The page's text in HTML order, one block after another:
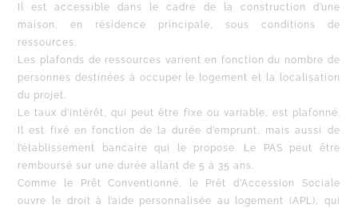
Il est accessible dans le cadre de la construction d’une
maison, en résidence principale, sous conditions de
ressources.
Les plafonds de ressources varient en fonction du nombre de
personnes destinées à occuper le logement et la localisation
du projet.
Le taux d’intérêt, qui peut être fixe ou variable, est plafonné.
Il est fixé en fonction de la durée d’emprunt, mais aussi de
l’établissement bancaire qui le propose. Le PAS peut être
remboursé sur une durée allant de 5 à 35 ans.
Comme le Prêt Conventionné, le Prêt d’Accession Sociale
ouvre le droit à l’aide personnalisée au logement (APL), qui